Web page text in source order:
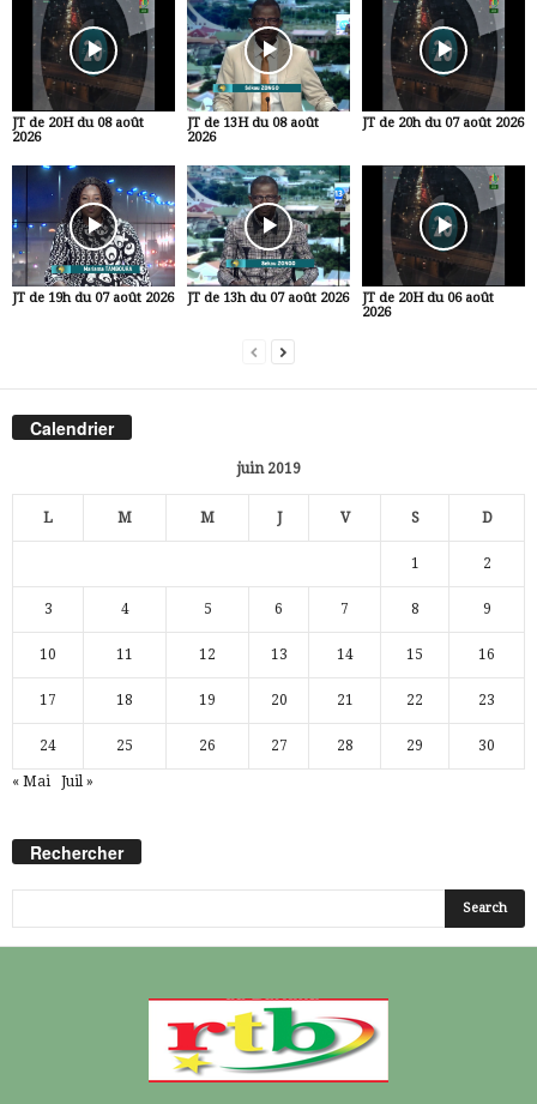
JT de 20H du 08 août
2026
JT de 13H du 08 août
2026
JT de 20h du 07 août 2026
JT de 19h du 07 août 2026 JT de 13h du 07 août 2026
JT de 20H du 06 août
2026
Calendrier
juin 2019
L M M J V S D
1 2
3 4 5 6 7 8 9
10 11 12 13 14 15 16
17 18 19 20 21 22 23
24 25 26 27 28 29 30
« Mai Juil »
Rechercher